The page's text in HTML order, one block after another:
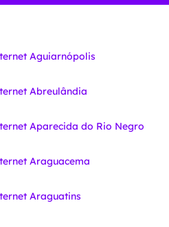
Aguiarnópolis
Abreulândia
Aparecida do Rio Negro
Araguacema
Araguatins